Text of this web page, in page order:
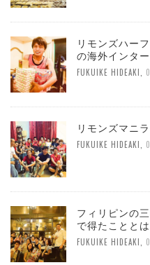
リモンズハー
の海外インタ
FUKUIKE HIDEAKI
リモンズマニ
FUKUIKE HIDEAKI
フィリピンの
で得たこととは
FUKUIKE HIDEAKI